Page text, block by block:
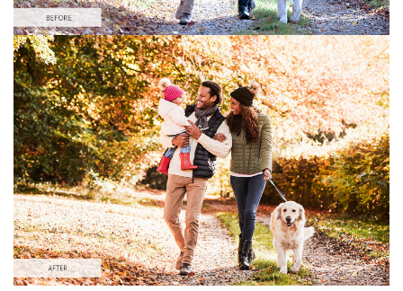
Lütfen seçin
Lightroom Fall Preset #24
Vintage Love
(60 Lr Presets)
Wedding Collection
(400 Lr Presets)
Entire Collection